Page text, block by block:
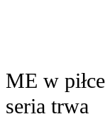
ME w
seria trwa